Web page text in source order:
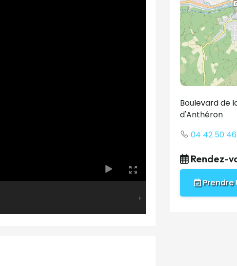
Boulevard de
d'Anthéron
04 42 50
Rendez-
Prendre